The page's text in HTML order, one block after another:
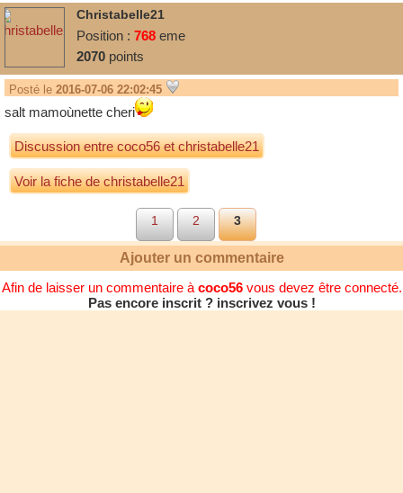
Christabelle21
Position : 768 eme
2070 points
Posté le 2016-07-06 22:02:45
salt mamoùnette cheri
Discussion entrecoco56etchristabelle21
Voir la fiche de christabelle21
1 2 3
Ajouter un commentaire
Afin de laisser un commentaire à coco56vous devez être connecté.
Pas encore inscrit ? inscrivez vous !